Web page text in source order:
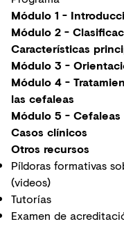
Módulo 1 -
Módulo 2 -
Características
Módulo 3 -
Módulo 4 -
las cefaleas
Módulo 5 -
Casos clínicos
Otros recursos
Píldoras formativas
(videos)
Tutorías
Examen de